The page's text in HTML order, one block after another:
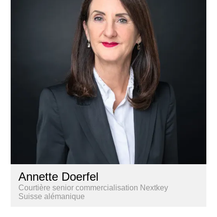
Annette Doerfel
Courtière senior commercialisation Nextkey
Suisse alémanique